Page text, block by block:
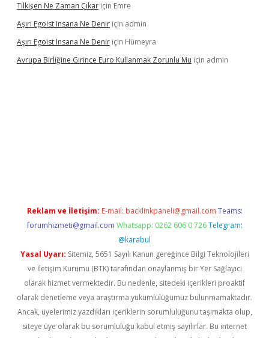
Tilkişen Ne Zaman Çıkar için Emre
Aşırı Egoist Insana Ne Denir için admin
Aşırı Egoist Insana Ne Denir için Hümeyra
Avrupa Birliğine Girince Euro Kullanmak Zorunlu Mu için admin
Reklam ve İletişim: E-mail: backlinkpaneli@gmail.com Teams:
forumhizmeti@gmail.com Whatsapp: 0262 606 0 726 Telegram:
@karabul
Yasal Uyarı: Sitemiz, 5651 Sayılı Kanun gereğince Bilgi Teknolojileri
ve İletişim Kurumu (BTK) tarafından onaylanmış bir Yer Sağlayıcı
olarak hizmet vermektedir. Bu nedenle, sitedeki içerikleri proaktif
olarak denetleme veya araştırma yükümlülüğümüz bulunmamaktadır.
Ancak, üyelerimiz yazdıkları içeriklerin sorumluluğunu taşımakta olup,
siteye üye olarak bu sorumluluğu kabul etmiş sayılırlar. Bu internet